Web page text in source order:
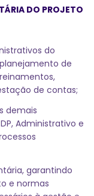
DO PROJETO
do
de
de contas;
demais
Administrativo e
garantindo
e normas